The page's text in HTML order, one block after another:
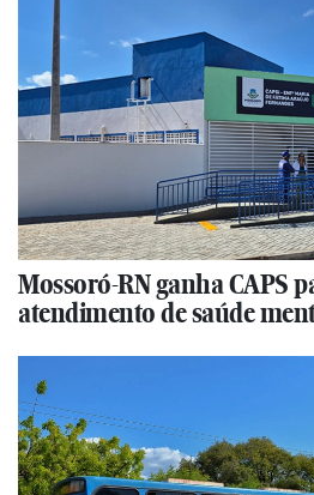
Mossoró-RN ganha CAPS
atendimento de saúde